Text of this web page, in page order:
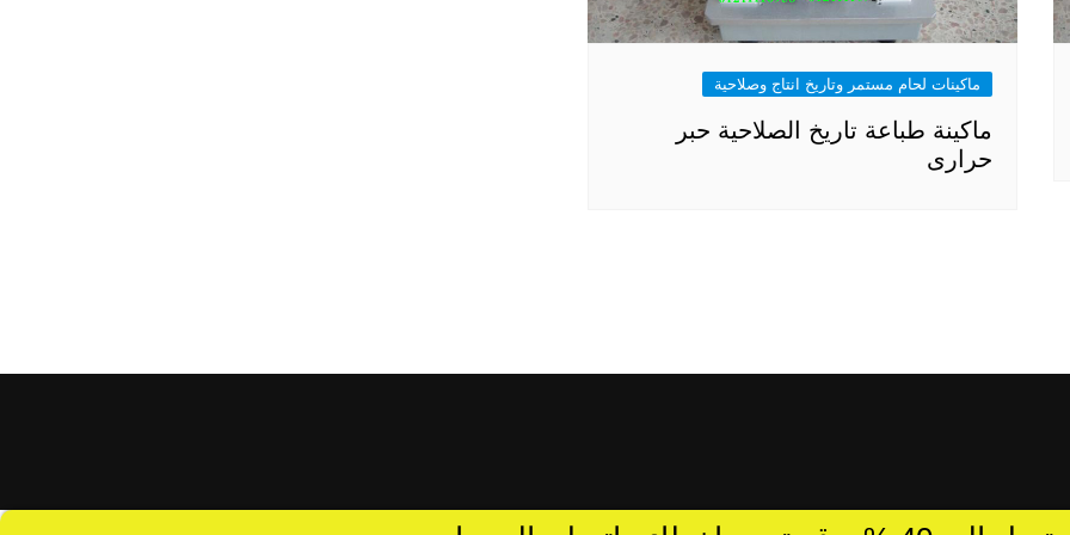
ماكينات لحام مستمر وتاريخ انتاج وصلاحية
ماكينة طباعة تاريخ الصلاحية حبر
حرارى